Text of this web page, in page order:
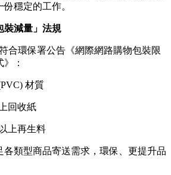
穩定的工作。
裝減量」法規
合環保署公告《網際網路購物包裝限
：
材質
回收紙
上再生料
各類型商品寄送需求，環保、更提升品